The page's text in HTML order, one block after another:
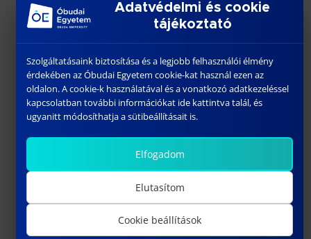
azon munkatársak részére, akik szakmai
előmenetelükkel, illetve a kar érdekében
végzett munkájukkal növelik a Bánki Kar
hírnevét.
A jogelőd intézmények sikeres
működéséért, a Bánki Kar hírnevének
öregbítéséért, jelenlegi sikereinek
megalapozásában végzett munkájukért a
Kar dékánja köszönetét fejezte ki
Palásti Kovács Béla és Dr. Horváth
Sándoregykori kari vezetőinek,
Adatvédelmi és cookie
tájékoztató
Szolgáltatásaink biztosítása és a legjobb felhasználói élmény
érdekében az Óbudai Egyetem cookie-kat használ ezen az
oldalon. A cookie-k használatával és a vonatkozó adatkezeléssel
kapcsolatban további információkat ide kattintva talál, és
ugyanitt módosíthatja a sütibeállításait is.
Elfogadom
Elutasítom
Cookie beállítások